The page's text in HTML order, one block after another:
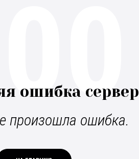
ошибка
произошла ошибка.